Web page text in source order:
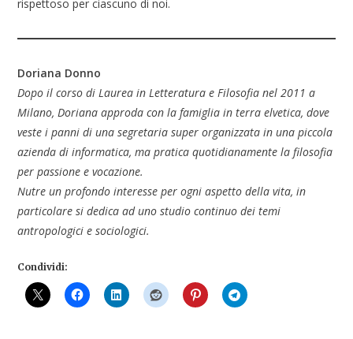
rispettoso per ciascuno di noi.
Doriana Donno
Dopo il corso di Laurea in Letteratura e Filosofia nel 2011 a
Milano, Doriana approda con la famiglia in terra elvetica, dove
veste i panni di una segretaria super organizzata in una piccola
azienda di informatica, ma pratica quotidianamente la filosofia
per passione e vocazione.
Nutre un profondo interesse per ogni aspetto della vita, in
particolare si dedica ad uno studio continuo dei temi
antropologici e sociologici.
Condividi: